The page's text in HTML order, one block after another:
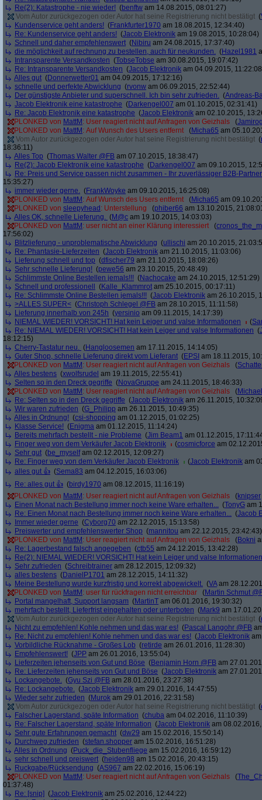
Re(2): Katastrophe - nie wieder! (benftw am 14.08.2015, 08:01:27)
Vom Autor zurückgezogen oder Autor hat seine Registrierung nicht bestätigt (
Kundenservice geht anders! (Frankfurter1970 am 18.08.2015, 12:34:40)
Re: Kundenservice geht anders! (Jacob Elektronik am 19.08.2015, 10:28:04)
Schnell und daher empfehlenswert (Nibiru am 24.08.2015, 17:37:40)
die möglichkeit auf rechnung zu bestellen, auch für neukunden. (Hazel1981
Intransparente Versandkosten (TobseTobse am 30.08.2015, 19:07:42)
Re: Intransparente Versandkosten (Jacob Elektronik am 04.09.2015,
Alles gut (Donnerwetter01 am 04.09.2015, 17:12:16)
schnelle und perfekte Abwicklung (rvonw am 06.09.2015, 22:52:44)
Der günstigste Anbieter und superschnell. Ich bin sehr zufrieden. (Andreas-
Jacob Elektronik eine katastrophe (Darkengel007 am 01.10.2015, 02:31:41)
Re: Jacob Elektronik eine katastrophe (Jacob Elektronik am 02.10.2015,
PLONKED von MattM : User reagiert nicht auf Anfragen von Geizhals (
PLONKED von MattM : Auf Wunsch des Users entfernt (Micha65 am
Vom Autor zurückgezogen oder Autor hat seine Registrierung nicht bestätigt (
18:36:11)
Alles Top (Thomas Walter @FB am 07.10.2015, 18:38:47)
Re(2): Jacob Elektronik eine katastrophe (Darkengel007 am 09.10.2015,
Re: Preis und Service passen nicht zusammen - Ihr zuverlässiger B2B-Partner
15:35:27)
immer wieder gerne. (FrankWoyke am 09.10.2015, 16:25:08)
PLONKED von MattM : Auf Wunsch des Users entfernt (Micha65 am
PLONKED von sleepyhead : Unterstellung (phiber66 am 13.10.2015,
Alles OK, schnelle Lieferung. (M@c am 19.10.2015, 14:03:03)
PLONKED von MattM : user nicht an einer Klärung interessiert (
17:56:02)
Blitzlieferung - unproblematische Abwicklung (ullischi am 20.10.2015,
Re: Phantasie-Lieferzeiten (Jacob Elektronik am 21.10.2015, 11:03:06)
Lieferung schnell und top (dfischer79 am 21.10.2015, 18:08:26)
Sehr schnelle Lieferung! (pewe56 am 23.10.2015, 20:48:49)
Schlimmste Online Bestellen jemals!!! (Nachocake am 24.10.2015, 12:51:29)
Schnell und professionell
(Kalle_Klammrot am 25.10.2015, 00:17:11)
Re: Schlimmste Online Bestellen jemals!!! (Jacob Elektronik am 26.10.2015,
>ALLES SUPER< (Christoph Schlegel @FB am 28.10.2015, 11:11:58)
Lieferung innerhalb von 245h (yersinio am 09.11.2015, 14:17:39)
NIEMAL WIEDER! VORSICHT! Hat kein Leiger und valse Informationen
(
Re: NIEMAL WIEDER! VORSICHT! Hat kein Leiger und valse Informationen (
18:12:15)
Cherry-Tastatur neu. (Hangloosemen am 17.11.2015, 14:14:05)
Guter Shop, schnelle Lieferung direkt vom Lieferant (EPSI am 18.11.2015,
PLONKED von MattM : User reagiert nicht auf Anfragen von Geizhals (
Alles bestens (xwolfsrudel am 19.11.2015, 22:55:41)
Selten so in den Dreck gegriffe (NovaGruppe am 24.11.2015, 18:46:33)
PLONKED von MattM : User reagiert nicht auf Anfragen von Geizhals (
Re: Selten so in den Dreck gegriffe (Jacob Elektronik am 26.11.2015,
Wir waren zufrieden (G_Philipp am 26.11.2015, 10:49:35)
Alles in Ordnung! (csi-shopping am 01.12.2015, 01:02:25)
Klasse Service! (Enigma am 01.12.2015, 11:14:24)
Bereits mehrfach bestellt - nie Probleme (Jim Beam1 am 01.12.2015,
Finger weg von dem Verkäufer Jacob Elektronik
(cosmicforce am
Sehr gut (be_myselfam 02.12.2015, 12:09:27)
Re: Finger weg von dem Verkäufer Jacob Elektronik
(Jacob Elektronik am
alles gut 👍 (Sema83 am 04.12.2015, 16:03:06)
Re: alles gut 👍 (birdy1970 am 08.12.2015, 11:16:19)
PLONKED von MattM : User reagiert nicht auf Anfragen von Geizhals (knipser
Einen Monat nach Bestellung immer noch keine Ware erhalten... (TonyG am
Re: Einen Monat nach Bestellung immer noch keine Ware erhalten... (Jacob
Immer wieder gerne (Cyborg70 am 22.12.2015, 15:13:58)
Preiswerter und empfehlenswerter Shop (mannitou am 22.12.2015, 23:42:43)
PLONKED von MattM : User reagiert nicht auf Anfragen von Geizhals (Bokni
Re: Lagerbestand falsch angegeben (ctb55 am 24.12.2015, 13:42:28)
Re(2): NIEMAL WIEDER! VORSICHT! Hat kein Leiger und valse Informationen
Sehr zufrieden (Schreibtrainer am 28.12.2015, 12:09:32)
alles bestens (DanielP1701 am 28.12.2015, 14:11:32)
Meine Bestellung wurde kurzfristig und korrekt abgewickelt. (VAam
PLONKED von MattM : user für rückfragen nicht erreichbar (Martin Schmut
Portal mangelhaft, Support langsam (MartinT am 06.01.2016, 19:30:32)
mehrfach bestellt, Lieferfrist eingehalten oder unterboten (Mark9 am
Vom Autor zurückgezogen oder Autor hat seine Registrierung nicht bestätigt (
Nicht zu empfehlen! Kohle nehmen und das war es! (Pascal Langohr @FB
Re: Nicht zu empfehlen! Kohle nehmen und das war es! (Jacob Elektronik
Vorbildliche Rücknahme - Großes Lob (retirde am 26.01.2016, 11:28:30)
Empfehlenswert! (JPP am 26.01.2016, 13:55:04)
Lieferzeiten jehenseits von Gut und Böse (Benjamin Horn @FB am
Re: Lieferzeiten jehenseits von Gut und Böse (Jacob Elektronik am
Lockangebote. (Gyu Szi @FB am 28.01.2016, 23:27:38)
Re: Lockangebote. (Jacob Elektronik am 29.01.2016, 14:47:55)
Wieder sehr zufrieden (Murok am 29.01.2016, 22:31:58)
Vom Autor zurückgezogen oder Autor hat seine Registrierung nicht bestätigt (
Falscher Lagerstand, späte Information (chuba am 04.02.2016, 11:10:39)
Re: Falscher Lagerstand, späte Information (Jacob Elektronik am
Sehr gute Erfahrungen gemacht (dw29 am 15.02.2016, 15:50:14)
Durchweg zufrieden (stefan.shopper am 15.02.2016, 16:51:28)
Alles in Ordnung (Puck_die_Stubenfliege am 15.02.2016, 16:59:12)
sehr schnell und preiswert (heiden98 am 15.02.2016, 20:43:15)
Ruckgabe/Rücksendung (AS967 am 22.02.2016, 15:06:19)
PLONKED von MattM : User reagiert nicht auf Anfragen von Geizhals (
01:37:48)
Re: [snip] (Jacob Elektronik am 25.02.2016, 12:44:22)